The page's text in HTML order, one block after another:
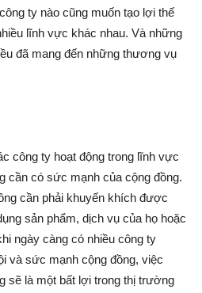
ty nào cũng muốn tạo lợi thế
lĩnh vực khác nhau. Và những
đã mang đến những thương vụ
công ty hoạt động trong lĩnh vực
cần có sức mạnh của cộng đồng.
cần phải khuyến khích được
sản phẩm, dịch vụ của họ hoặc
ngày càng có nhiều công ty
và sức mạnh cộng đồng, việc
sẽ là một bất lợi trong thị trường